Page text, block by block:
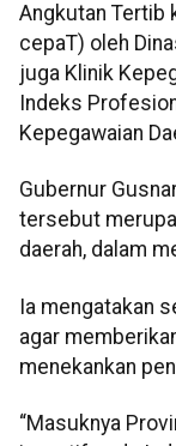
Angkutan Tertib
cepaT) oleh
juga Klinik
Indeks
Kepegawaian
Gubernur
tersebut
daerah, dalam
Ia mengatakan
agar
menekankan
“Masuknya